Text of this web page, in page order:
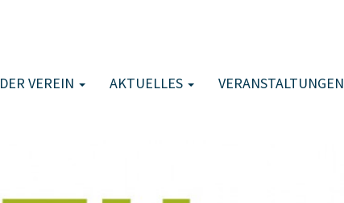
DER VEREIN AKTUELLES VERANSTALTUNGEN